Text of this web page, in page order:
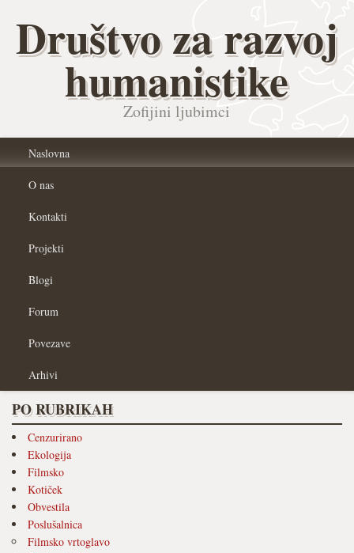
Društvo za razvoj
humanistike
Zofijini ljubimci
Naslovna
O nas
Kontakti
Projekti
Blogi
Forum
Povezave
Arhivi
PO RUBRIKAH
Cenzurirano
Ekologija
Filmsko
Kotiček
Obvestila
Poslušalnica
Filmsko vrtoglavo